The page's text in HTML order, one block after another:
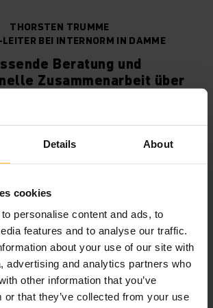
Details About
cookies
personalise content and ads, to
features and to analyse our traffic.
about your use of our site with
advertising and analytics partners who
other information that you’ve
or that they’ve collected from your use
THORSTEN TRUMME
BEI INTERNORM IN DAMME
Beratung und
Zusammenarbeit über
Punkt für die
sheet Internorm
(424,0 KB)